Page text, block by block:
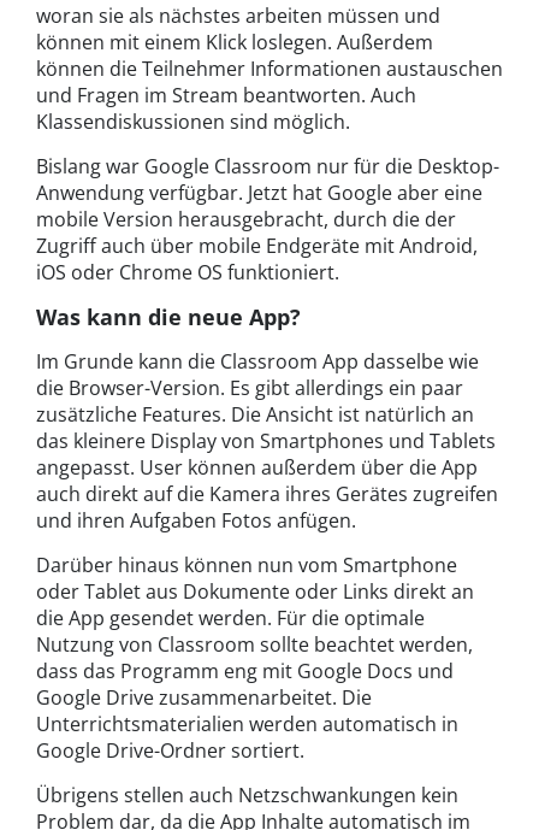
woran sie als nächstes arbeiten müssen und
können mit einem Klick loslegen. Außerdem
können die Teilnehmer Informationen austauschen
und Fragen im Stream beantworten. Auch
Klassendiskussionen sind möglich.
Bislang war Google Classroom nur für die Desktop-
Anwendung verfügbar. Jetzt hat Google aber eine
mobile Version herausgebracht, durch die der
Zugriff auch über mobile Endgeräte mit Android,
iOS oder Chrome OS funktioniert.
Was kann die neue App?
Im Grunde kann die Classroom App dasselbe wie
die Browser-Version. Es gibt allerdings ein paar
zusätzliche Features. Die Ansicht ist natürlich an
das kleinere Display von Smartphones und Tablets
angepasst. User können außerdem über die App
auch direkt auf die Kamera ihres Gerätes zugreifen
und ihren Aufgaben Fotos anfügen.
Darüber hinaus können nun vom Smartphone
oder Tablet aus Dokumente oder Links direkt an
die App gesendet werden. Für die optimale
Nutzung von Classroom sollte beachtet werden,
dass das Programm eng mit Google Docs und
Google Drive zusammenarbeitet. Die
Unterrichtsmaterialien werden automatisch in
Google Drive-Ordner sortiert.
Übrigens stellen auch Netzschwankungen kein
Problem dar, da die App Inhalte automatisch im